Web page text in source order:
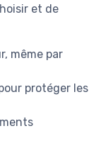
et de
même par
protéger les